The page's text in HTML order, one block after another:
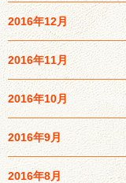
2016年12月
2016年11月
2016年10月
2016年9月
2016年8月